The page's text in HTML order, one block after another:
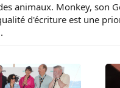
animaux. Monkey, son
d'écriture est une